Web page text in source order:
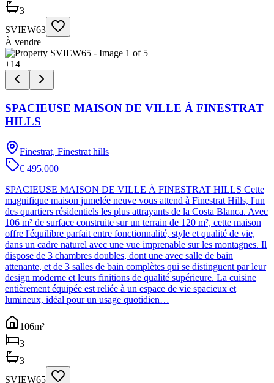
3
SVIEW63
À vendre
+14
SPACIEUSE MAISON DE VILLE À FINESTRAT
HILLS
Finestrat, Finestrat hills
€ 495.000
SPACIEUSE MAISON DE VILLE À FINESTRAT HILLS Cette
magnifique maison jumelée neuve vous attend à Finestrat Hills, l'un
des quartiers résidentiels les plus attrayants de la Costa Blanca. Avec
106 m² de surface construite sur un terrain de 120 m², cette maison
offre l'équilibre parfait entre fonctionnalité, style et qualité de vie,
dans un cadre naturel avec une vue imprenable sur les montagnes. Il
dispose de 3 chambres doubles, dont une avec salle de bain
attenante, et de 3 salles de bain complètes qui se distinguent par leur
design moderne et leurs finitions de qualité supérieure. La cuisine
entièrement équipée est reliée à un espace de vie spacieux et
lumineux, idéal pour un usage quotidien…
106m²
3
3
SVIEW65